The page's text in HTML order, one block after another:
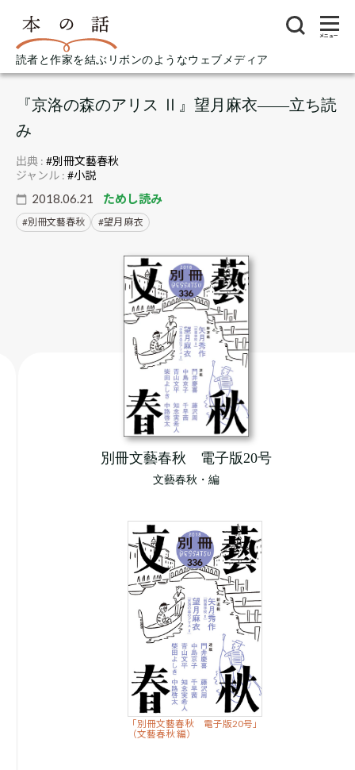
読者と作家を結ぶリボンのようなウェブメディア
メニュー
『京洛の森のアリス Ⅱ』望月麻衣――立ち読
み
2018.06.21 ためし読み
別冊文藝春秋 望月 麻衣
出典 : #別冊文藝春秋
ジャンル : #小説
別冊文藝春秋 電子版20号
文藝春秋・編
「別冊文藝春秋 電子版20号」
（文藝春秋 編）